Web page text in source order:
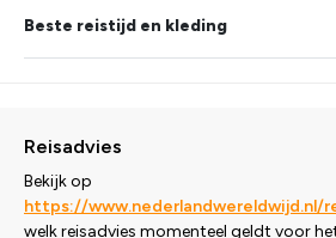
Beste reistijd en kleding
Reisadvies
Bekijk op
https://www.nederlandwereldwijd.nl/
welk reisadvies momenteel geldt voor